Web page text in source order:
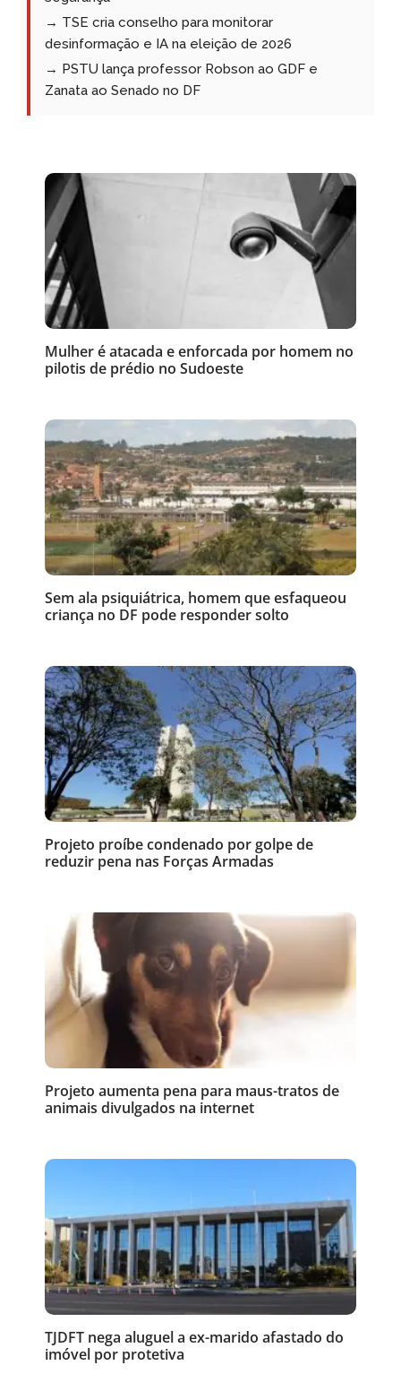
→ TSE cria conselho para monitorar
desinformação e IA na eleição de 2026
→ PSTU lança professor Robson ao GDF e
Zanata ao Senado no DF
Mulher é atacada e enforcada por homem no
pilotis de prédio no Sudoeste
Sem ala psiquiátrica, homem que esfaqueou
criança no DF pode responder solto
Projeto proíbe condenado por golpe de
reduzir pena nas Forças Armadas
Projeto aumenta pena para maus-tratos de
animais divulgados na internet
TJDFT nega aluguel a ex-marido afastado do
imóvel por protetiva